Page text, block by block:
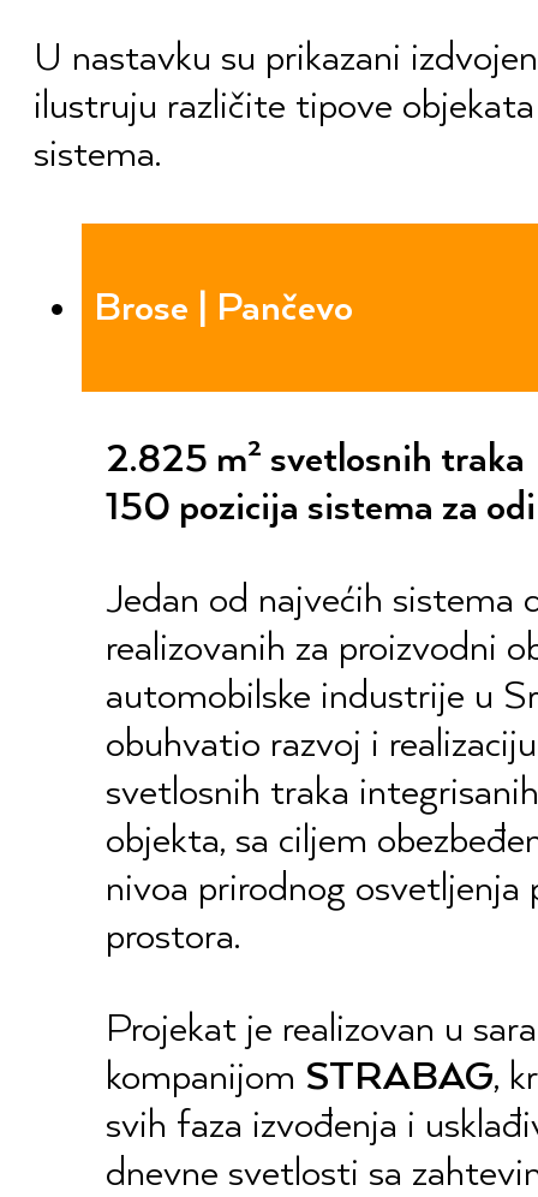
U nastavku su prikazani
ilustruju različite tipove
sistema.
Brose | Pančevo
2.825 m² svetlosnih traka
150 pozicija sistema za
Jedan od najvećih sistema
realizovanih za proizvodni
automobilske industrije u
obuhvatio razvoj i
svetlosnih traka
objekta, sa ciljem
nivoa prirodnog osvetljenja
prostora.
Projekat je realizovan u
kompanijom STRABAG,
svih faza izvođenja i
dnevne svetlosti sa